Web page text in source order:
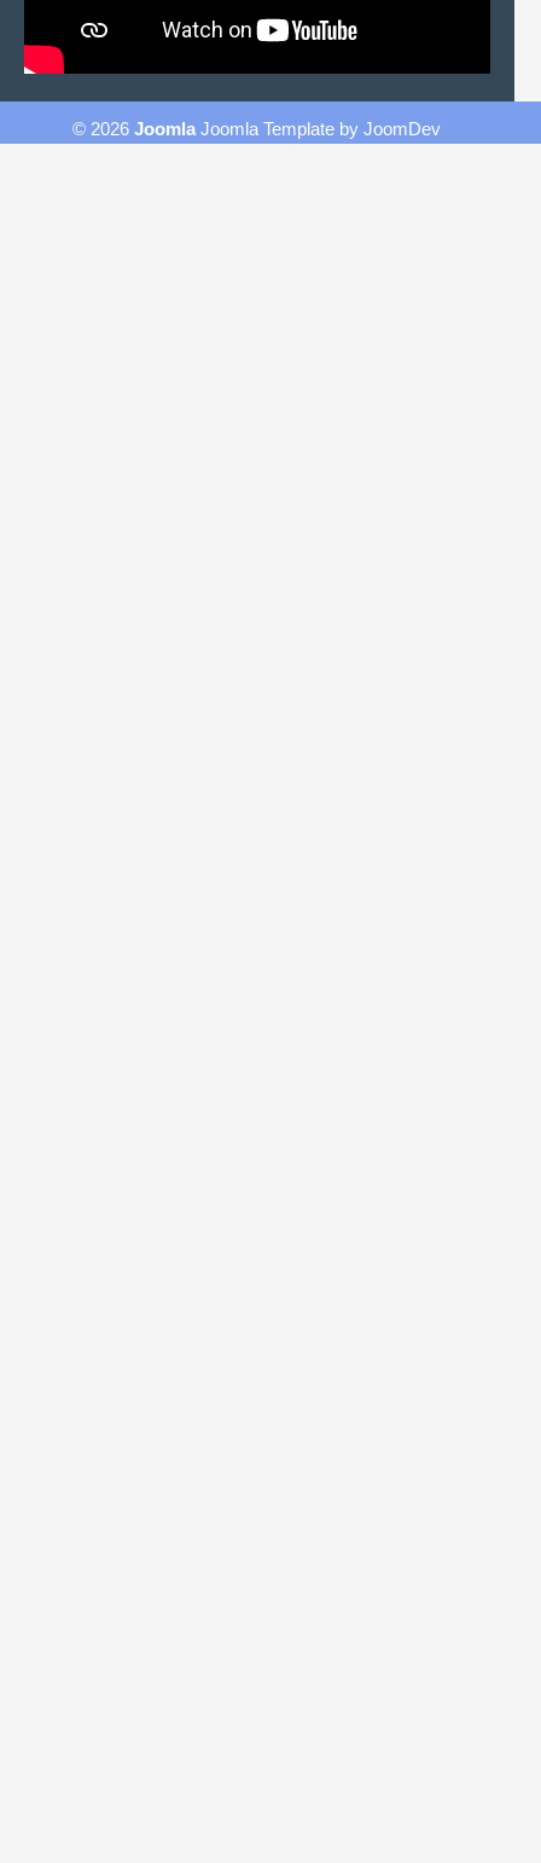
© 2026JoomlaJoomla Template byJoomDev